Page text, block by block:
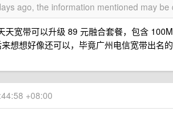
ago, the information mentioned may
天宽带可以升级 89 元融合套餐，包含
想想好像还可以，毕竟广州电信宽带出名
+08:00